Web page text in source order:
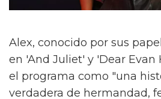
Alex, conocido por sus
en 'And Juliet' y 'Dear Evan
el programa como "una
verdadera de hermandad,